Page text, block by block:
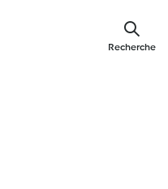
Recherche